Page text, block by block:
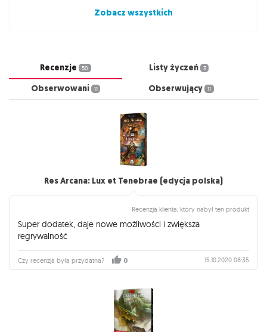
Zobacz wszystkich
Recenzje 50 Listy życzeń 3
Obserwowani 11 Obserwujący 11
Res Arcana: Lux et Tenebrae (edycja polska)
Recenzja klienta, który nabył ten produkt
Super dodatek, daje nowe możliwości i zwiększa
regrywalność
Czy recenzja była przydatna? 0 15.10.2020 08:35